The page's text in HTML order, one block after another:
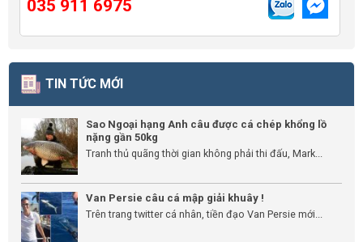
035 911 6975
TIN TỨC MỚI
Sao Ngoại hạng Anh câu được cá chép khổng lồ
nặng gần 50kg
Tranh thủ quãng thời gian không phải thi đấu, Mark...
Van Persie câu cá mập giải khuây !
Trên trang twitter cá nhân, tiền đạo Van Persie mới...